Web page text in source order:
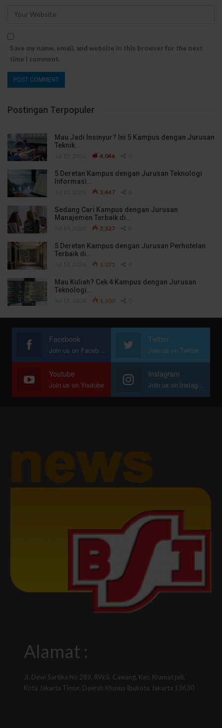
Save my name, email, and website in this browser for the next
time I comment.
Postingan Terpopuler
Mau Jadi Insinyur? Ini 5 Kampus dengan Jurusan
Teknik…
4,046
5 Deretan Kampus dengan Jurusan Teknologi
Informasi…
3,447
Sedang Cari Kampus dengan Jurusan
Manajemen Terbaik di…
2,327
5 Deretan Kampus dengan Jurusan Perhotelan
Terbaik di…
1,375
Mau Kuliah? Cek 4 Kampus dengan Jurusan
Teknologi…
1,300
Facebook
Join us on Facebook
Twitter
Join us on Twitter
Youtube
Join us on Youtube
Instagram
Join us on Instagram
Alamat :
Jl. Dewi Sartika No.289, RW.5, Cawang, Kec. Kramat jati,
Kota Jakarta Timur, Daerah Khusus Ibukota Jakarta 13630